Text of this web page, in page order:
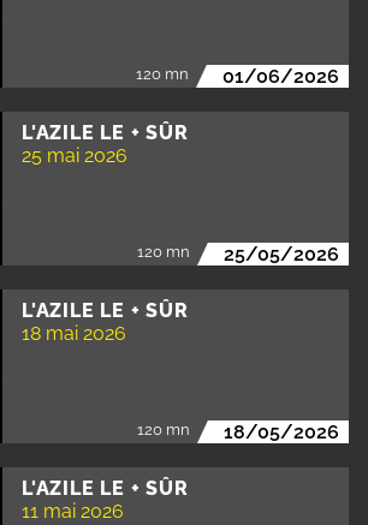
120 mn 01/06/2026
L'AZILE LE + SÛR
25 mai 2026
120 mn 25/05/2026
L'AZILE LE + SÛR
18 mai 2026
120 mn 18/05/2026
L'AZILE LE + SÛR
11 mai 2026